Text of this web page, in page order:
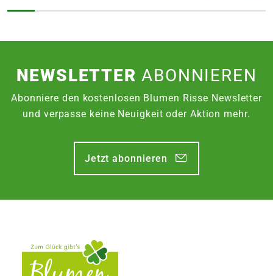
NEWSLETTERABONNIEREN
Abonniere den kostenlosen Blumen Risse Newsletter
und verpasse keine Neuigkeit oder Aktion mehr.
Jetzt abonnieren